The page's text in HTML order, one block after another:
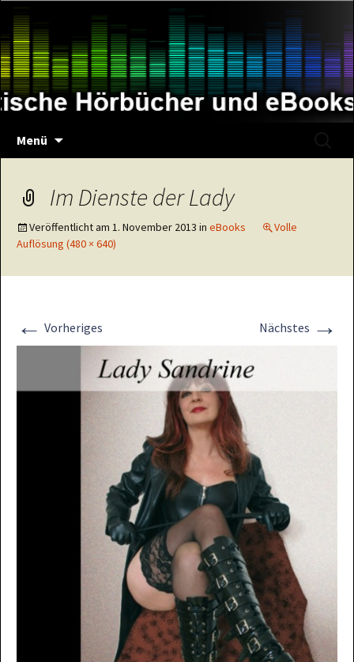
Inhalt
springen
Menü
Im Dienste der Lady
Veröffentlicht am 1. November 2013 in eBooks
Volle
Auflösung (480 × 640)
← Vorheriges Nächstes →